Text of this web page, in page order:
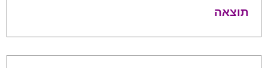
תוצאה